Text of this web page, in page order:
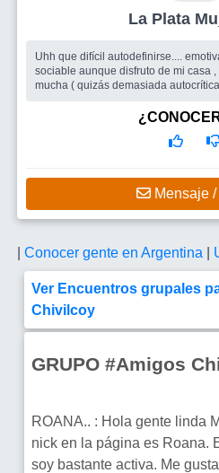
La
Uhh que difícil autodefinirse....
sociable aunque disfruto de mi casa
mucha ( quizás demasiada
Todo lo que el sitio pueda
compartir encuentros, salidas
Mensaje /
Conocer gente en Argentina
Ver Encuentros grupales
Chivilcoy
GRUPO #Amigos
ROANA.. : Hola gente linda
nick en la página es Roana.
soy bastante activa. Me